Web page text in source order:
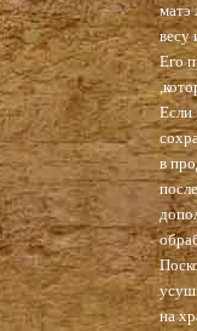
матэ
весу
Его
Если
в
на